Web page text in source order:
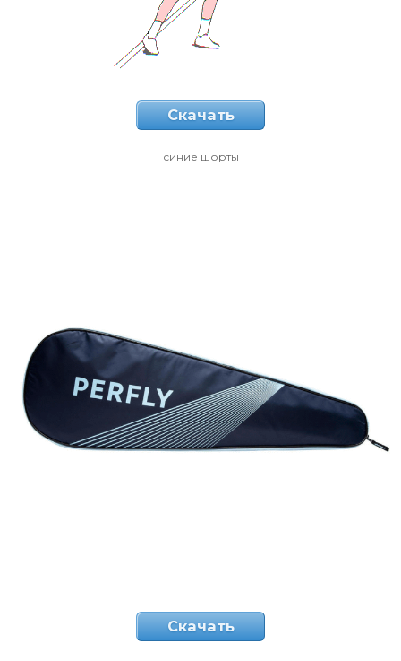
Скачать
синие шорты
Скачать